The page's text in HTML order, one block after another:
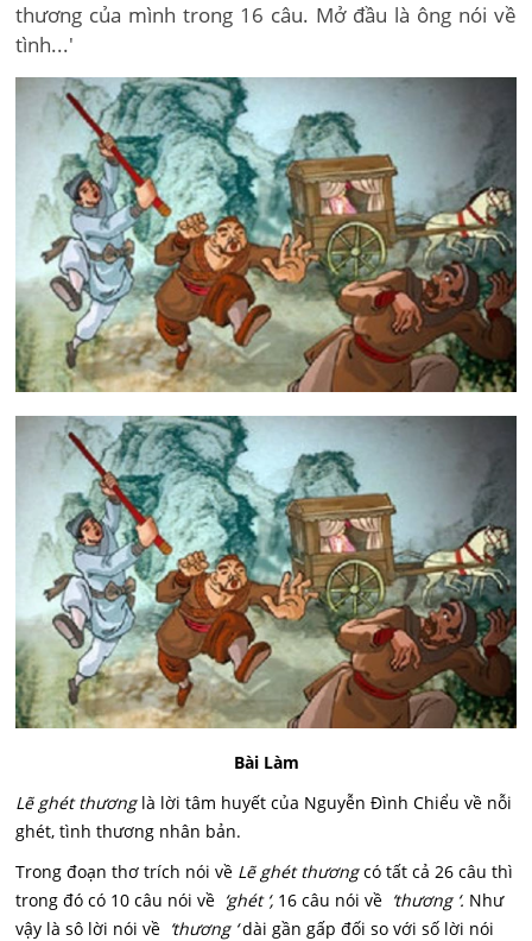
thương của mình trong 16 câu. Mở đầu là ông nói về
tình...'
Bài Làm
Lẽ ghét thươnglà lời tâm huyết của Nguyễn Đình Chiểu về nỗi
ghét, tình thương nhân bản.
Trong đoạn thơ trích nói về Lẽ ghét thươngcó tất cả 26 câu thì
trong đó có 10 câu nói về ‘ghét ‘, 16 câu nói về ‘thương ‘. Như
vậy là sô lời nói về ‘thương ‘dài gần gấp đối so với số lời nói